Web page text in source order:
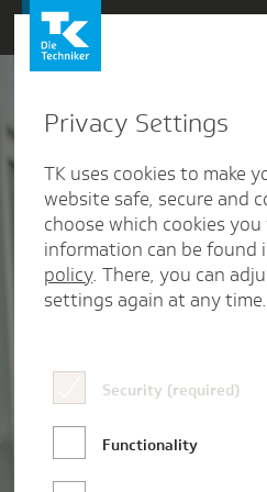
Direkt
Inhalt
Neu in der
meine
Privacy Settings
TK uses cookies to make
website safe, secure and
choose which cookies
information can be found
policy. There, you can
settings again at any time.
Security (required)
Functionality